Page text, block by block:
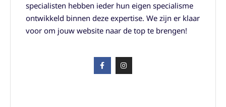
specialisten hebben ieder hun eigen specialisme
ontwikkeld binnen deze expertise. We zijn er klaar
voor om jouw website naar de top te brengen!